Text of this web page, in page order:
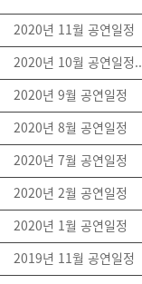
2020년 11월 공연일정
2020년 10월 공연일정..
2020년 9월 공연일정
2020년 8월 공연일정
2020년 7월 공연일정
2020년 2월 공연일정
2020년 1월 공연일정
2019년 11월 공연일정